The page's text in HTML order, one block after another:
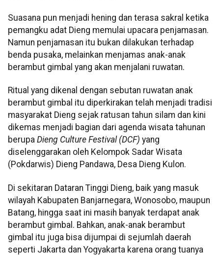
Suasana pun menjadi hening dan terasa sakral ketika
pemangku adat Dieng memulai upacara penjamasan.
Namun penjamasan itu bukan dilakukan terhadap
benda pusaka, melainkan menjamas anak-anak
berambut gimbal yang akan menjalani ruwatan.
Ritual yang dikenal dengan sebutan ruwatan anak
berambut gimbal itu diperkirakan telah menjadi tradisi
masyarakat Dieng sejak ratusan tahun silam dan kini
dikemas menjadi bagian dari agenda wisata tahunan
berupa Dieng Culture Festival (DCF) yang
diselenggarakan oleh Kelompok Sadar Wisata
(Pokdarwis) Dieng Pandawa, Desa Dieng Kulon.
Di sekitaran Dataran Tinggi Dieng, baik yang masuk
wilayah Kabupaten Banjarnegara, Wonosobo, maupun
Batang, hingga saat ini masih banyak terdapat anak
berambut gimbal. Bahkan, anak-anak berambut
gimbal itu juga bisa dijumpai di sejumlah daerah
seperti Jakarta dan Yogyakarta karena orang tuanya